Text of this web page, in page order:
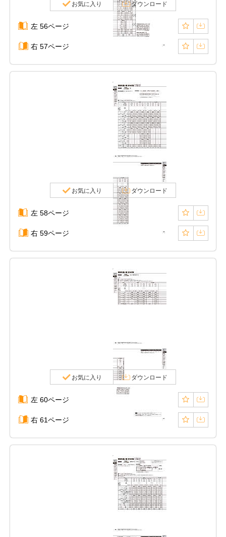
お気に入り ダウンロード
左 56ページ
右 57ページ
お気に入り ダウンロード
左 58ページ
右 59ページ
お気に入り ダウンロード
左 60ページ
右 61ページ